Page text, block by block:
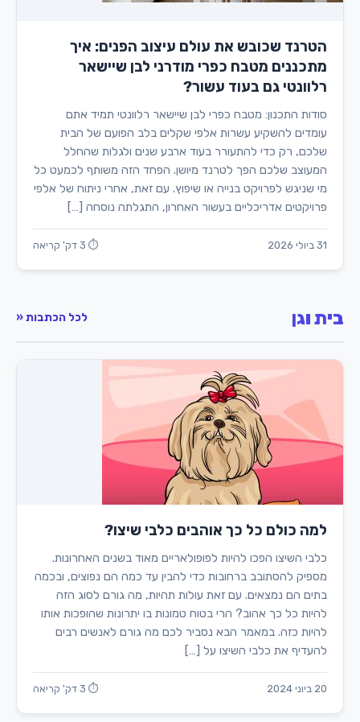
הטרנד שכובש את עולם עיצוב הפנים: איך
מתכננים מטבח כפרי מודרני לבן שיישאר
רלוונטי גם בעוד עשור?
סודות התכנון: מטבח כפרי לבן שיישאר רלוונטי תמיד אתם
עומדים להשקיע עשרות אלפי שקלים בלב הפועם של הבית
שלכם, רק כדי להתעורר בעוד ארבע שנים ולגלות שהחלל
המעוצב שלכם הפך לטרנד מיושן. הפחד הזה משותף לכמעט כל
מי שניגש לפרויקט בנייה או שיפוץ. עם זאת, אחרי ניתוח של אלפי
פרויקטים אדריכליים בעשור האחרון, התגלתה נוסחה […]
31 ביולי 2026 ⏱ 3 דק' קריאה
בית וגן לכל הכתבות «
למה כולם כל כך אוהבים כלבי שיצו?
כלבי השיצו הפכו להיות לפופולאריים מאוד בשנים האחרונות.
מספיק להסתובב ברחובות כדי להבין עד כמה הם נפוצים, ובכמה
בתים הם נמצאים. עם זאת עולות תהיות, מה גורם לסוג הזה
להיות כל כך אהוב? הרי בטוח טמונות בו יתרונות שהופכות אותו
להיות כזה. במאמר הבא נסביר לכם מה גורם לאנשים רבים
להעדיף את כלבי השיצו על […]
20 ביוני 2024 ⏱ 3 דק' קריאה